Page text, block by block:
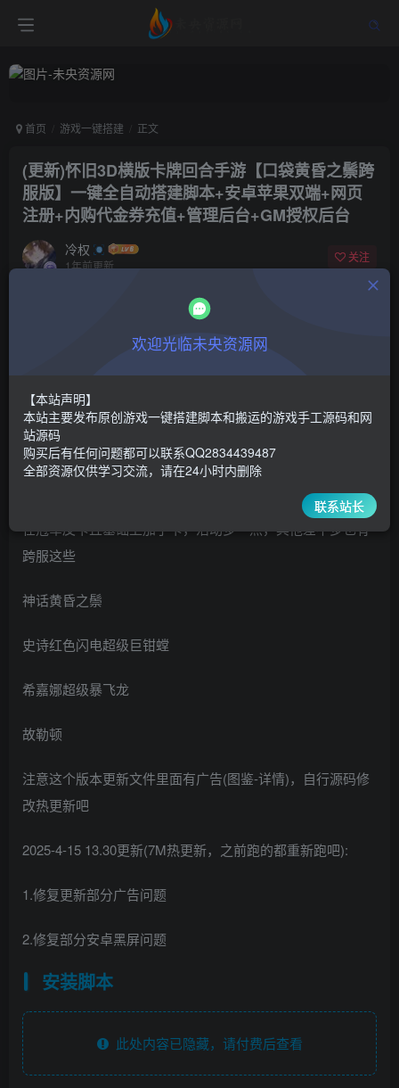
首页 游戏一键搭建 正文
(更新)怀旧3D横版卡牌回合手游【口袋黄昏之鬃跨
服版】一键全自动搭建脚本+安卓苹果双端+网页
注册+内购代金券充值+管理后台+GM授权后台
冷权
1年前更新
关注
￥9.9 ￥ 200
在冠军皮卡丘基础上加了卡，活动多一点，其他差不多也有
跨服这些
神话黄昏之鬃
史诗红色闪电超级巨钳螳
希嘉娜超级暴飞龙
故勒顿
注意这个版本更新文件里面有广告(图鉴-详情)，自行源码修
改热更新吧
2025-4-15 13.30更新(7M热更新，之前跑的都重新跑吧):
1.修复更新部分广告问题
2.修复部分安卓黑屏问题
安装脚本
此处内容已隐藏，请付费后查看
欢迎光临未央资源网
【本站声明】
本站主要发布原创游戏一键搭建脚本和搬运的游戏手工源码和网
站源码
购买后有任何问题都可以联系QQ2834439487
全部资源仅供学习交流，请在24小时内删除
联系站长